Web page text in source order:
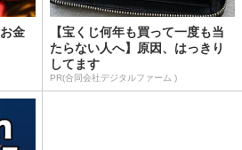
金
【宝くじ何年も買って一度も当
たらない人へ】原因、はっきり
してます
PR(合同会社デジタルファーム )